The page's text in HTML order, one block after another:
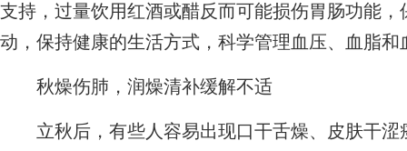
支持，过量饮用红酒或醋反而可能损伤胃肠功能
动，保持健康的生活方式，科学管理血压、血脂和
秋燥伤肺，润燥清补缓解不适
立秋后，有些人容易出现口干舌燥、皮肤干涩